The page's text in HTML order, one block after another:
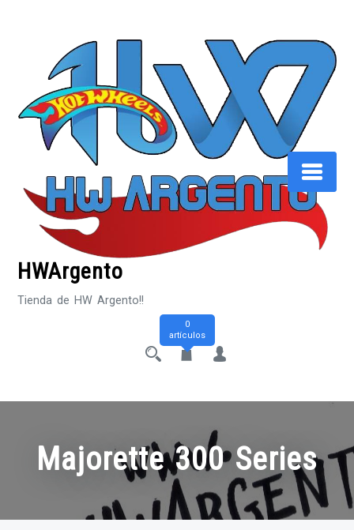
HWArgento
Tienda de HW Argento!!
0
artículos
Majorette 300 Series